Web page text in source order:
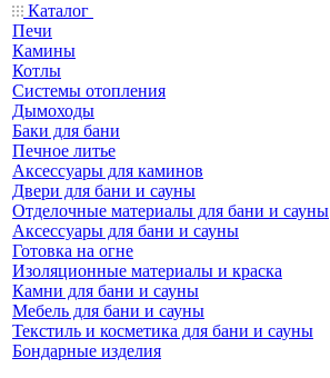
Каталог
Печи
Камины
Котлы
Системы отопления
Дымоходы
Баки для бани
Печное литье
Аксессуары для каминов
Двери для бани и сауны
Отделочные материалы для бани и сауны
Аксессуары для бани и сауны
Готовка на огне
Изоляционные материалы и краска
Камни для бани и сауны
Мебель для бани и сауны
Текстиль и косметика для бани и сауны
Бондарные изделия